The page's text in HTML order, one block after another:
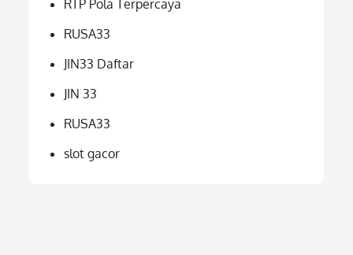
RTP Pola Terpercaya
RUSA33
JIN33 Daftar
JIN 33
RUSA33
slot gacor